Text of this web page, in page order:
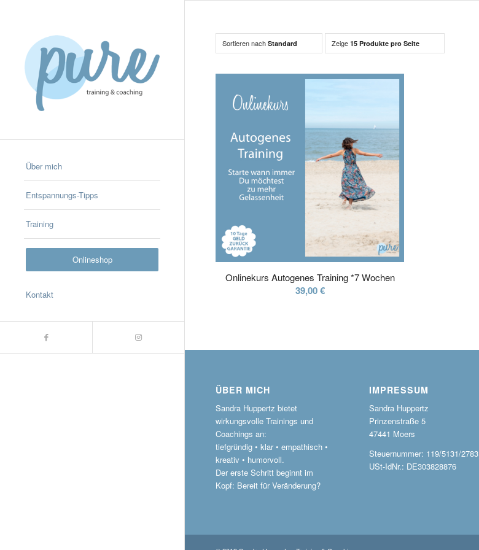
Über mich
Entspannungs-Tipps
Training
Onlineshop
Kontakt
Sortieren nach Standard Zeige 15 Produkte pro Seite
Onlinekurs Autogenes Training *7 Wochen
39,00€
ÜBER MICH
Sandra Huppertz bietet
wirkungsvolle Trainings und
Coachings an:
tiefgründig • klar • empathisch •
kreativ • humorvoll.
Der erste Schritt beginnt im
Kopf: Bereit für Veränderung?
IMPRESSUM
Sandra Huppertz
Prinzenstraße 5
47441 Moers
Steuernummer: 119/5131/2783
USt-IdNr.: DE303828876